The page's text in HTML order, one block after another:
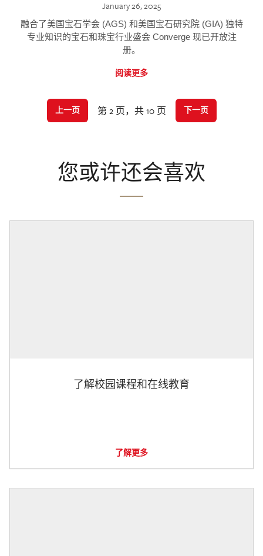
January 26, 2025
融合了美国宝石学会 (AGS) 和美国宝石研究院 (GIA) 独特
专业知识的宝石和珠宝行业盛会 Converge 现已开放注
册。
阅读更多
上一页 第 2 页，共 10 页 下一页
您或许还会喜欢
了解校园课程和在线教育
了解更多